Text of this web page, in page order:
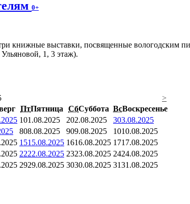
0+
1, 3 этаж).
>
ПтПятница СбСуббота ВсВоскресенье
101.08.2025 202.08.2025 303.08.2025
808.08.2025 909.08.2025 1010.08.2025
1515.08.2025 1616.08.2025 1717.08.2025
2222.08.2025 2323.08.2025 2424.08.2025
2929.08.2025 3030.08.2025 3131.08.2025